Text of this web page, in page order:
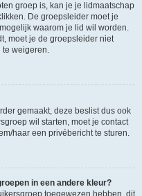
groep is, kan je je lidmaatschap
De groepsleider moet je
waarom je lid wil worden.
moet je de groepsleider niet
te weigeren.
gemaakt, deze beslist dus ook
wil starten, moet je contact
haar een privébericht te sturen.
in een andere kleur?
toegewezen hebben, dit